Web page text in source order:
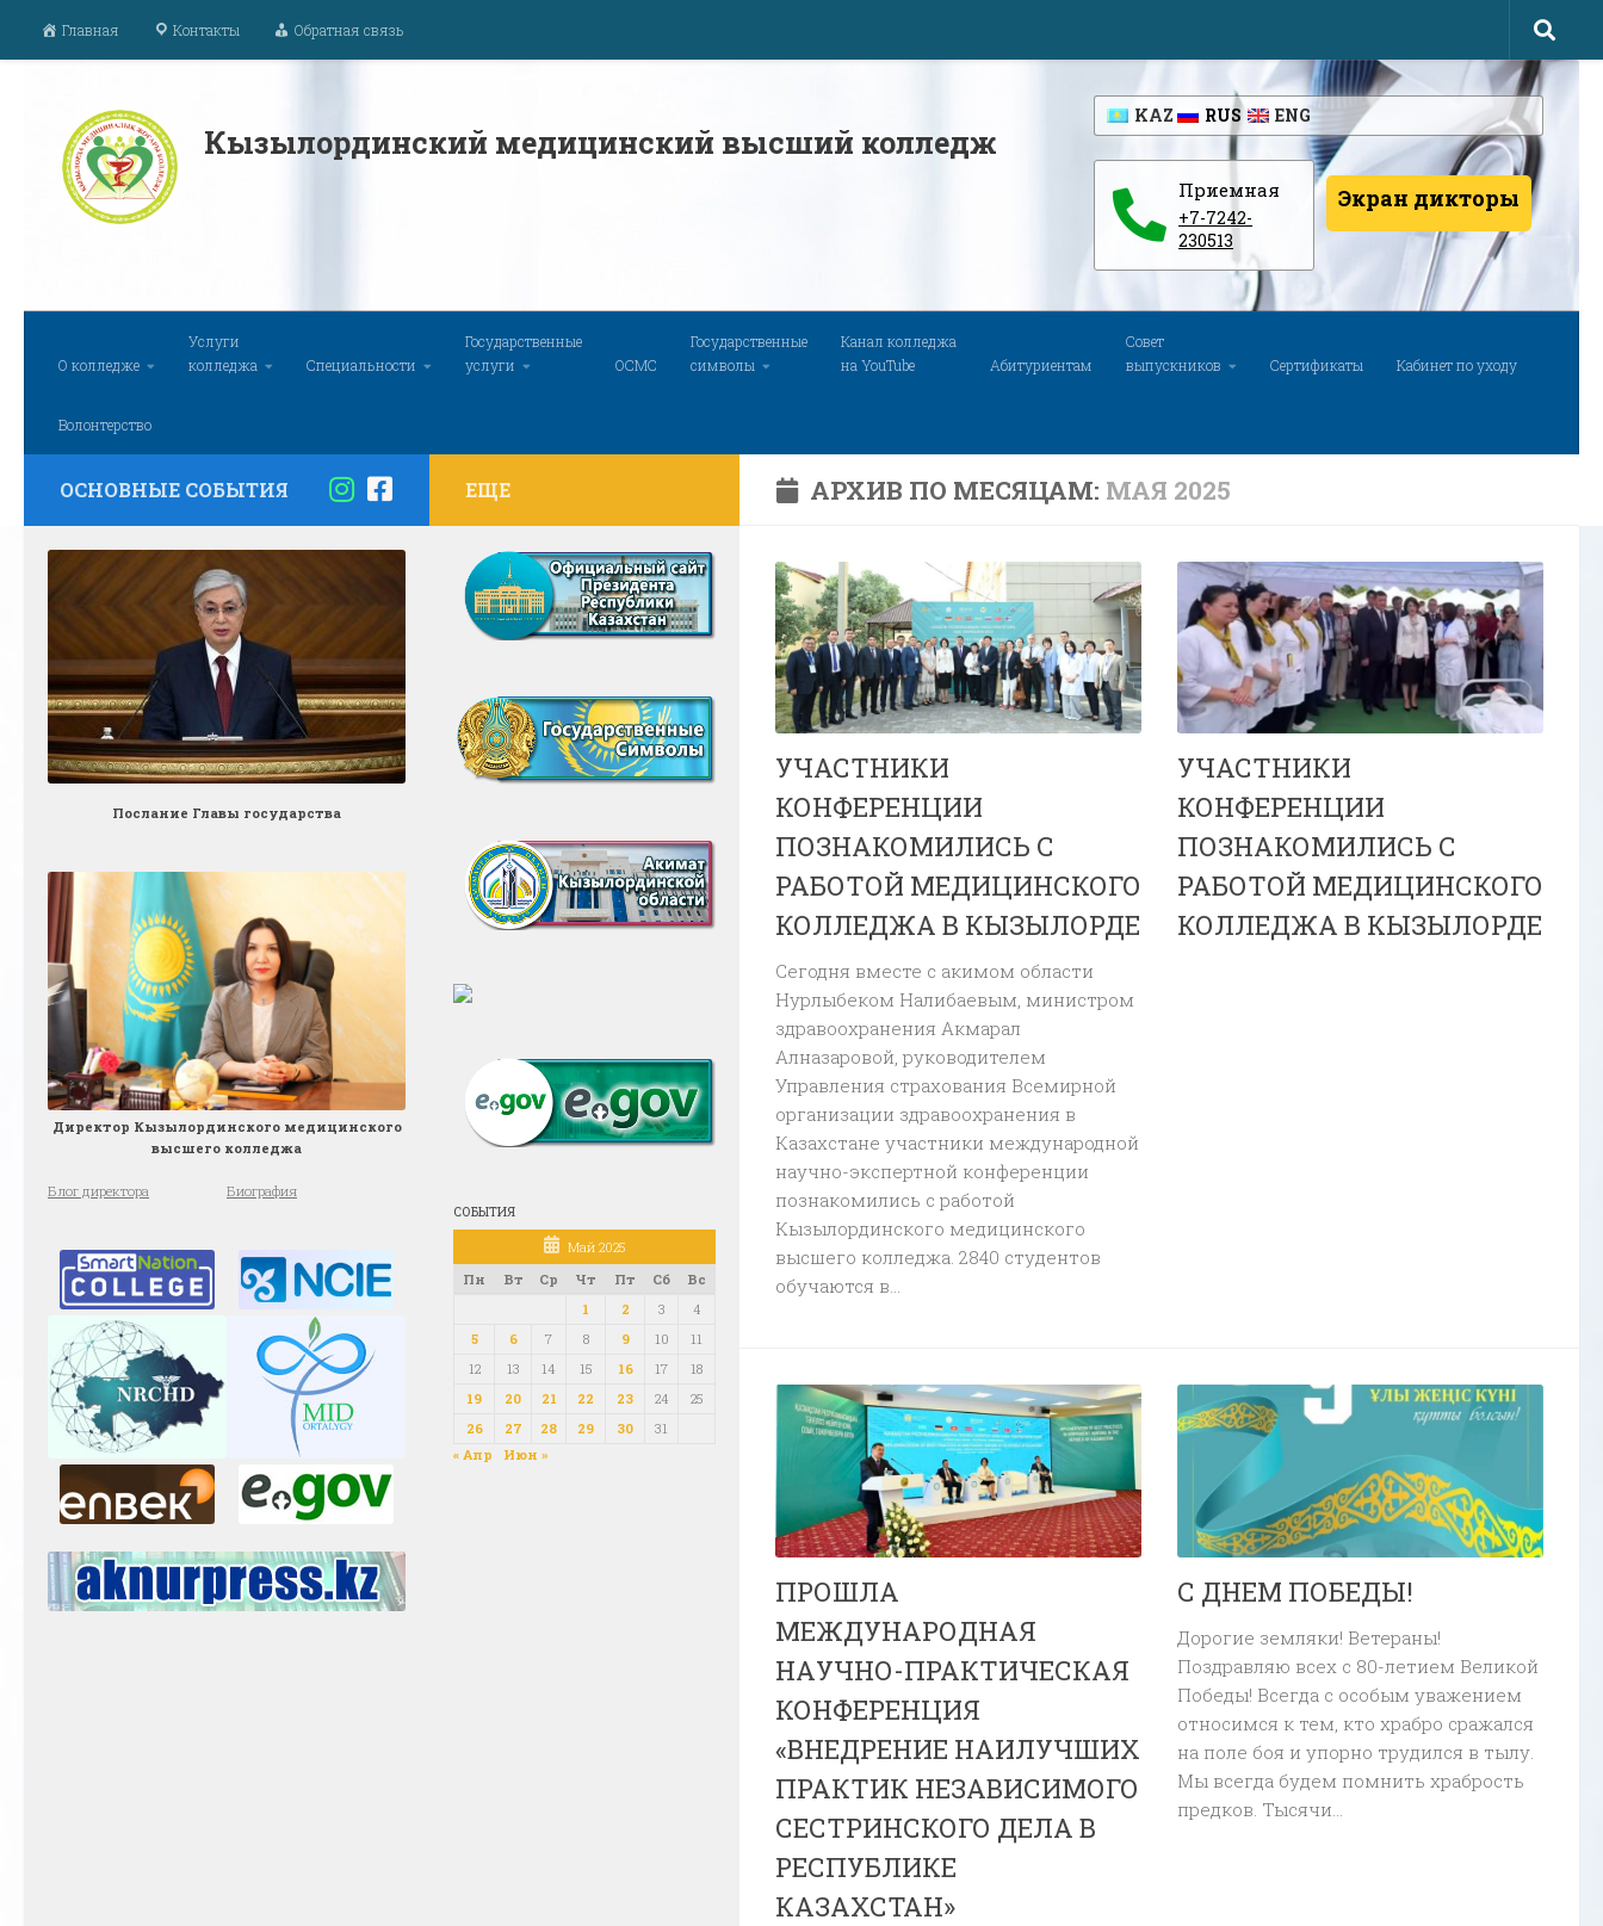
Перейти к содержимому
Главная Контакты Обратная связь
Кызылординский медицинский высший колледж
KAZ RUS ENG
Приемная
+7-7242-
230513
Экран дикторы
О колледже
Услуги
колледжа
Специальности
Государственные
услуги
ОСМС
Государственные
символы
Канал колледжа
на YouTube
Абитуриентам
Совет
выпускников
Сертификаты Кабинет по уходу
Волонтерство
АРХИВ ПО МЕСЯЦАМ: МАЯ 2025
УЧАСТНИКИ
КОНФЕРЕНЦИИ
ПОЗНАКОМИЛИСЬ С
РАБОТОЙ МЕДИЦИНСКОГО
КОЛЛЕДЖА В КЫЗЫЛОРДЕ
Сегодня вместе с акимом области
Нурлыбеком Налибаевым, министром
здравоохранения Акмарал
Алназаровой, руководителем
Управления страхования Всемирной
организации здравоохранения в
Казахстане участники международной
научно-экспертной конференции
познакомились с работой
Кызылординского медицинского
высшего колледжа. 2840 студентов
обучаются в...
УЧАСТНИКИ
КОНФЕРЕНЦИИ
ПОЗНАКОМИЛИСЬ С
РАБОТОЙ МЕДИЦИНСКОГО
КОЛЛЕДЖА В КЫЗЫЛОРДЕ
ПРОШЛА
МЕЖДУНАРОДНАЯ
НАУЧНО-ПРАКТИЧЕСКАЯ
КОНФЕРЕНЦИЯ
«ВНЕДРЕНИЕ НАИЛУЧШИХ
ПРАКТИК НЕЗАВИСИМОГО
СЕСТРИНСКОГО ДЕЛА В
РЕСПУБЛИКЕ
КАЗАХСТАН»
С ДНЕМ ПОБЕДЫ!
Дорогие земляки! Ветераны!
Поздравляю всех с 80-летием Великой
Победы! Всегда с особым уважением
относимся к тем, кто храбро сражался
на поле боя и упорно трудился в тылу.
Мы всегда будем помнить храбрость
предков. Тысячи...
ОСНОВНЫЕ СОБЫТИЯ
Послание Главы государства
Директор Кызылординского медицинского
высшего колледжа
Блог директора Биография
ЕЩЕ
СОБЫТИЯ
Май 2025
Пн
Вт Ср Чт Пт Сб
Вс
1
2 3
4
5
6 7 8 9 10
11
12
13 14 15 16 17
18
19
20 21 22 23 24
25
26
27 28 29 30
31
« Апр
Июн »